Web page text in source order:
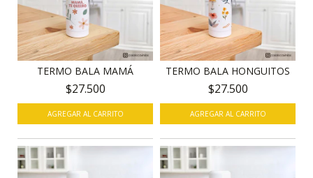
TERMO BALA MAMÁ
$27.500
AGREGAR AL CARRITO
TERMO BALA HONGUITOS
$27.500
AGREGAR AL CARRITO